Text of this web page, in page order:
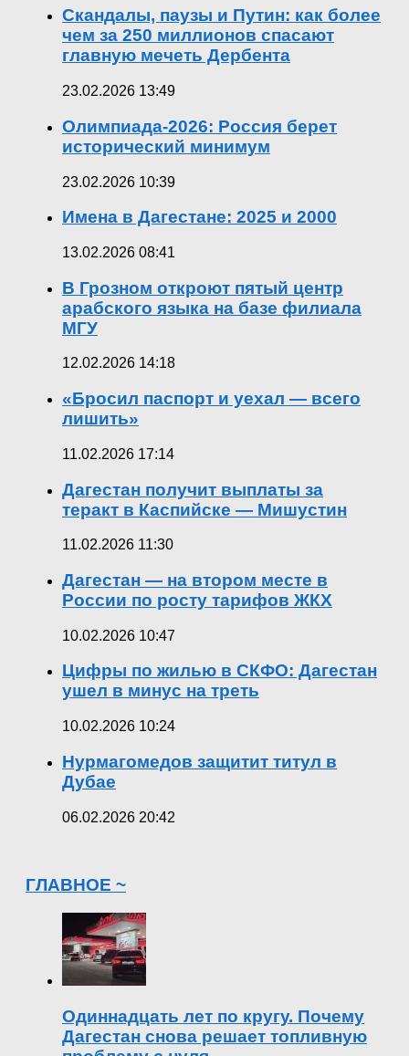
Скандалы, паузы и Путин: как более
чем за 250 миллионов спасают
главную мечеть Дербента
23.02.2026 13:49
Олимпиада-2026: Россия берет
исторический минимум
23.02.2026 10:39
Имена в Дагестане: 2025 и 2000
13.02.2026 08:41
В Грозном откроют пятый центр
арабского языка на базе филиала
МГУ
12.02.2026 14:18
«Бросил паспорт и уехал — всего
лишить»
11.02.2026 17:14
Дагестан получит выплаты за
теракт в Каспийске — Мишустин
11.02.2026 11:30
Дагестан — на втором месте в
России по росту тарифов ЖКХ
10.02.2026 10:47
Цифры по жилью в СКФО: Дагестан
ушел в минус на треть
10.02.2026 10:24
Нурмагомедов защитит титул в
Дубае
06.02.2026 20:42
ГЛАВНОЕ ~
Одиннадцать лет по кругу. Почему
Дагестан снова решает топливную